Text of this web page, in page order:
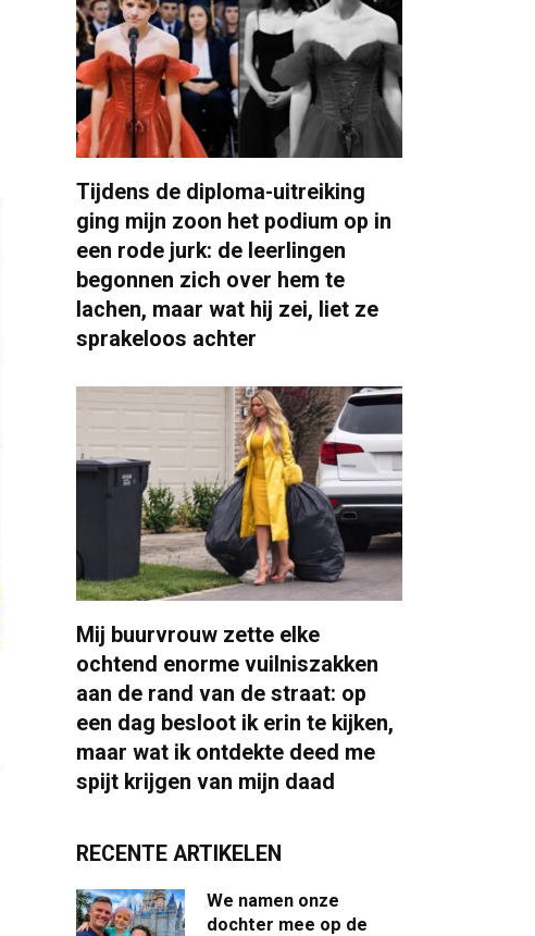
Tijdens de diploma-uitreiking
ging mijn zoon het podium op in
een rode jurk: de leerlingen
begonnen zich over hem te
lachen, maar wat hij zei, liet ze
sprakeloos achter
Mij buurvrouw zette elke
ochtend enorme vuilniszakken
aan de rand van de straat: op
een dag besloot ik erin te kijken,
maar wat ik ontdekte deed me
spijt krijgen van mijn daad
RECENTE ARTIKELEN
We namen onze
dochter mee op de